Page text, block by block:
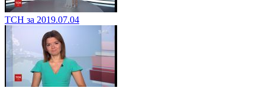
ТСН за 2019.07.04